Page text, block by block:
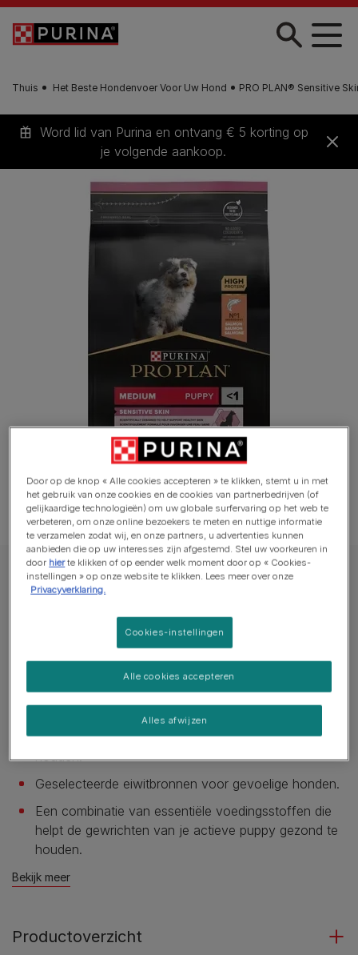
Skip to main content
Thuis Het Beste Hondenvoer Voor Uw Hond PRO PLAN® Sensitive
Word lid van Purina en ontvang € 5 korting op
je volgende aankoop.
PRO PLAN® Hond Droge voeding
PRO PLAN® Sensitive Skin Medium Puppy
Schrijf een beoordeling
Beschikbare formaten:​ 3kg 12kg
Klinisch bewezen te helpen de huid gezond te
houden.
Geselecteerde eiwitbronnen voor gevoelige honden.
Een combinatie van essentiële voedingsstoffen die
helpt de gewrichten van je actieve puppy gezond te
houden.
Bekijk meer
Productoverzicht
Door op de knop « Alle cookies accepteren » te klikken, stemt u in met
het gebruik van onze cookies en de cookies van partnerbedrijven (of
gelijkaardige technologieën) om uw globale surfervaring op het web te
verbeteren, om onze online bezoekers te meten en nuttige informatie
te verzamelen zodat wij, en onze partners, u advertenties kunnen
aanbieden die op uw interesses zijn afgestemd. Stel uw voorkeuren in
door hierte klikken of op eender welk moment door op « Cookies-
instellingen » op onze website te klikken. Lees meer over onze
Privacyverklaring.
Cookies-instellingen
Alles afwijzen
Alle cookies accepteren